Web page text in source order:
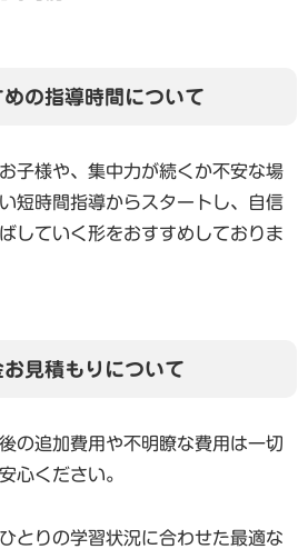
の指導時間について
子様や、集中力が続くか不安な場
短時間指導からスタートし、自信
していく形をおすすめしておりま
見積もりについて
の追加費用や不明瞭な費用は一切
心ください。
とりの学習状況に合わせた最適な